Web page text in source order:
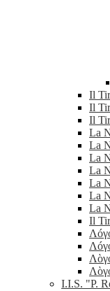
Il
Il
Il
La
La
La
La
La
La
La
Il
I.I.S. "P.